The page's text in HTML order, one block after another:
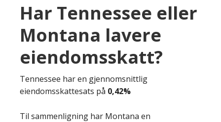
Har Tennessee eller
Montana lavere
eiendomsskatt?
Tennessee har en gjennomsnittlig
eiendomsskattesats på 0,42%
Til sammenligning har Montana en